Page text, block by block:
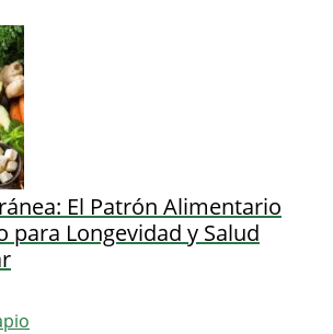
El Patrón Alimentario
para Longevidad y Salud